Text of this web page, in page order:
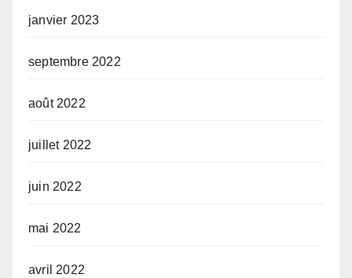
janvier 2023
septembre 2022
août 2022
juillet 2022
juin 2022
mai 2022
avril 2022